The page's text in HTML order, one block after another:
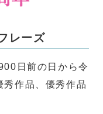
レーズ
日前の日から令
作品、優秀作品